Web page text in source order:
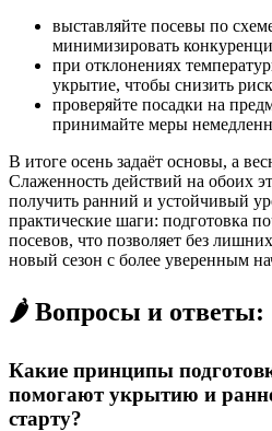
выставляйте посевы по
минимизировать
при отклонениях
укрытие, чтобы снизить
проверяйте посадки на
принимайте меры
В итоге осень задаёт основы, а
Слаженность действий на обоих
получить ранний и устойчивый
практические шаги: подготовка
посевов, что позволяет без
новый сезон с более уверенным
🌶️ Вопросы и ответы:
Какие принципы
помогают укрытию и
старту?